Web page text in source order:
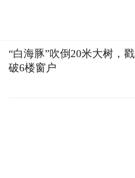
“白海豚”吹倒20米大树，戳
破6楼窗户